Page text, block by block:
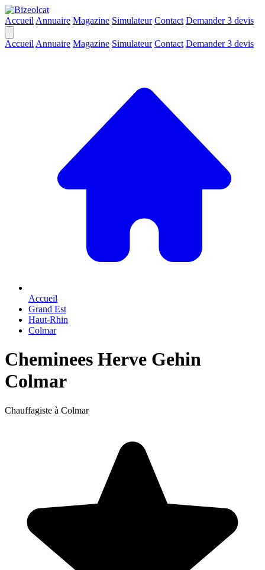
Accueil Annuaire Magazine Simulateur Contact Demander 3 devis
Accueil Annuaire Magazine Simulateur Contact Demander 3 devis
Accueil
Grand Est
Haut-Rhin
Colmar
Cheminees Herve Gehin
Colmar
Chauffagiste à Colmar